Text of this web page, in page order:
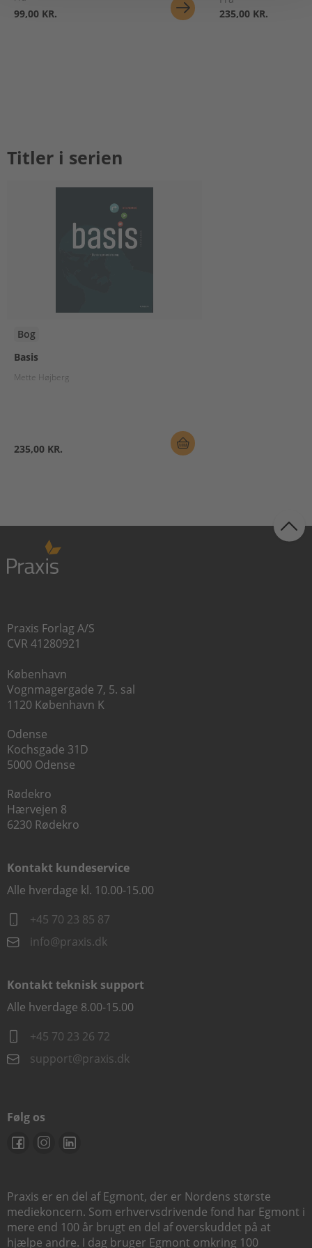
99,00 KR.
235,00 KR.
Titler i serien
Bog
Basis
Mette Højberg
235,00 KR.
Praxis Forlag A/S
CVR 41280921
København
Vognmagergade 7, 5. sal
1120 København K
Odense
Kochsgade 31D
5000 Odense
Rødekro
Hærvejen 8
6230 Rødekro
Kontakt kundeservice
Alle hverdage kl. 10.00-15.00
+45 70 23 85 87
info@praxis.dk
Kontakt teknisk support
Alle hverdage 8.00-15.00
+45 70 23 26 72
support@praxis.dk
Følg os
Praxis er en del af Egmont, der er Nordens største
mediekoncern. Som erhvervsdrivende fond har Egmont i
mere end 100 år brugt en del af overskuddet på at
hjælpe andre. I dag bruger Egmont omkring 100